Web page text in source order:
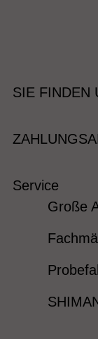
SIE FINDEN
Service
Große